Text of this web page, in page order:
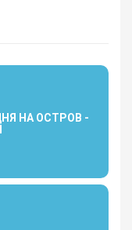
НА ОСТРОВ -